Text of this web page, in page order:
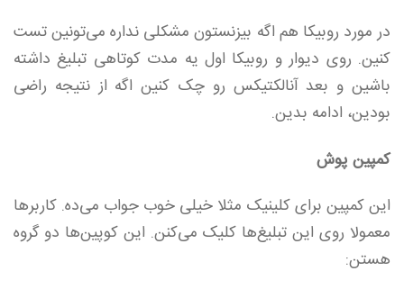
در مورد روبیکا هم اگه بیزنستون مشکلی نداره می‌تونین تست
کنین. روی دیوار و روبیکا اول یه مدت کوتاهی تبلیغ داشته
باشین و بعد آنالکتیکس رو چک کنین اگه از نتیجه راضی
بودین، ادامه بدین.
کمپین پوش
این کمپین برای کلینیک مثلا خیلی خوب جواب می‌ده. کاربرها
معمولا روی این تبلیغ‌ها کلیک می‌کنن. این کوپین‌ها دو گروه
هستن: